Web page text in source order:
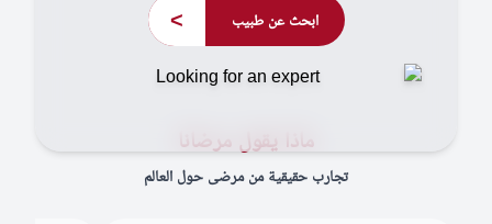
ابحث عن طبيب >
ماذا يقول مرضانا
تجارب حقيقية من مرضى حول العالم